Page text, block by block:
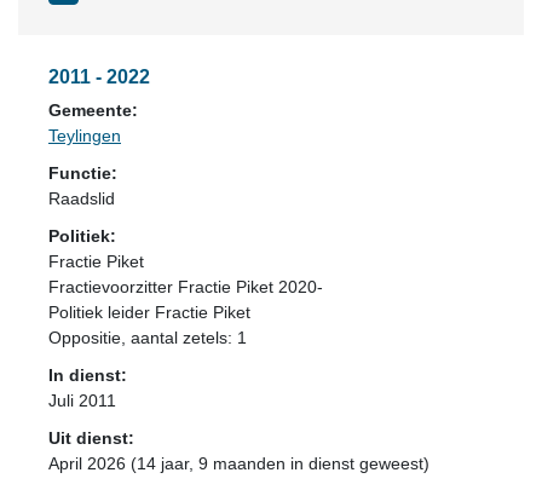
2011 - 2022
Gemeente:
Teylingen
Functie:
Raadslid
Politiek:
Fractie Piket
Fractievoorzitter Fractie Piket 2020-
Politiek leider Fractie Piket
Oppositie , aantal zetels: 1
In dienst:
Juli 2011
Uit dienst:
April 2026 (14 jaar, 9 maanden in dienst geweest)